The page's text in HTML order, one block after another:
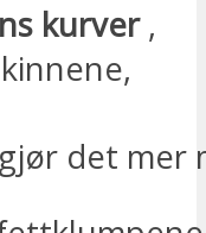
kurver,
det mer